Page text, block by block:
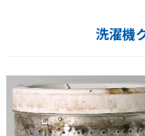
洗濯機